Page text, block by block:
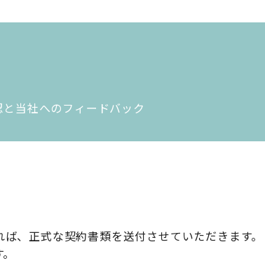
当社へのフィードバック
、正式な契約書類を送付させていただきます。